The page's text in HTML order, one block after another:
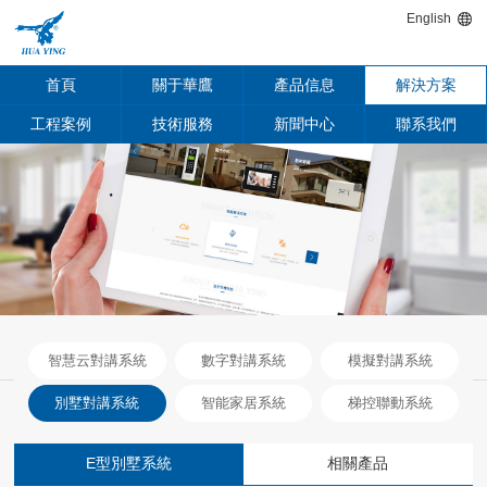
English
首頁 關于華鷹 產品信息 解決方案
工程案例 技術服務 新聞中心 聯系我們
智慧云對講系統 數字對講系統 模擬對講系統
別墅對講系統 智能家居系統 梯控聯動系統
E型別墅系統 相關產品